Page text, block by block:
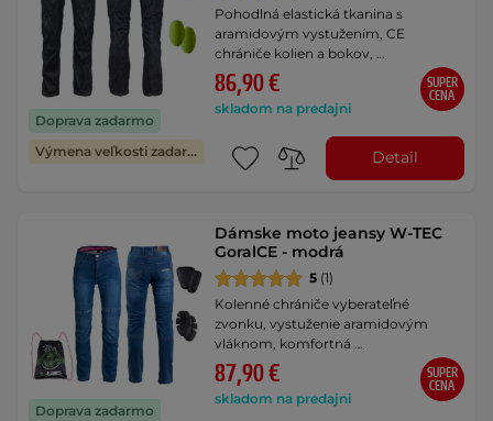
Doprava zadarmo
Výmena veľkosti zadarmo
Pohodlná elastická tkanina s
aramidovým vystužením, CE
chrániče kolien a bokov, …
86,90 €
skladom na predajni
SUPER
CENA
Detail
Doprava zadarmo
Dámske moto jeansy W-TEC
GoralCE - modrá
5 (1)
Kolenné chrániče vyberateľné
zvonku, vystuženie aramidovým
vláknom, komfortná …
87,90 €
skladom na predajni
SUPER
CENA